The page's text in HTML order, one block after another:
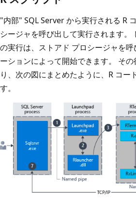
"内部" SQL Server から実行される R
シージャを呼び出して実行されます。
の実行は、ストアド プロシージャを
ーションによって開始できます。 そ
り、次の図にまとめたように、R コー
す。